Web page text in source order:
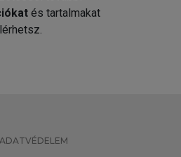
és tartalmakat
ADATVÉDELEM